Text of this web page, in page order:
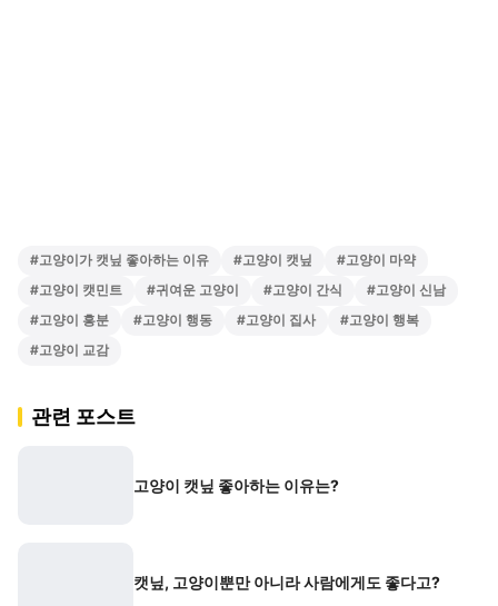
#고양이가 캣닢 좋아하는 이유 #고양이 캣닢 #고양이 마약
#고양이 캣민트 #귀여운 고양이 #고양이 간식 #고양이 신남
#고양이 흥분 #고양이 행동 #고양이 집사 #고양이 행복
#고양이 교감
관련 포스트
고양이 캣닢 좋아하는 이유는?
캣닢, 고양이뿐만 아니라 사람에게도 좋다고?